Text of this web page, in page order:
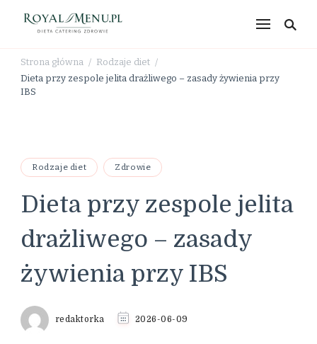
RoyalMenu.pl – dieta,
odżywianie
Strona główna / Rodzaje diet /
Dieta przy zespole jelita drażliwego – zasady żywienia przy
IBS
Rodzaje diet Zdrowie
Dieta przy zespole jelita
drażliwego – zasady
żywienia przy IBS
redaktorka 2026-06-09